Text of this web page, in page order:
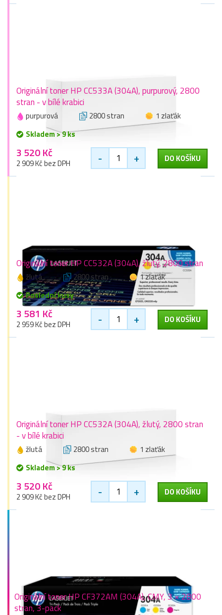
Originální toner HP CC533A (304A), purpurový, 2800
stran - v bílé krabici
purpurová 2800 stran
1 zlaťák
Skladem > 9 ks
3 520 Kč
2 909 Kč bez DPH - + DO KOŠÍKU
Originální toner HP CC532A (304A), žlutý, 2800 stran
žlutá 2800 stran
1 zlaťák
Poslední kusy
3 581 Kč
2 959 Kč bez DPH - + DO KOŠÍKU
Originální toner HP CC532A (304A), žlutý, 2800 stran
- v bílé krabici
žlutá 2800 stran
1 zlaťák
Skladem > 9 ks
3 520 Kč
2 909 Kč bez DPH - + DO KOŠÍKU
Originální toner HP CF372AM (304A), CMY, 3 × 2800
stran, 3-pack